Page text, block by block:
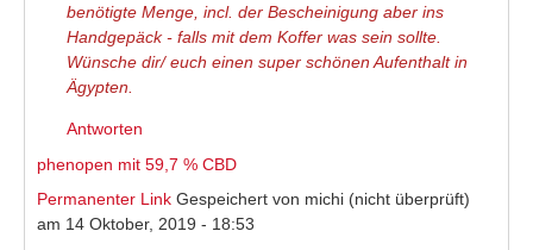
benötigte Menge, incl. der Bescheinigung aber ins
Handgepäck - falls mit dem Koffer was sein sollte.
Wünsche dir/ euch einen super schönen Aufenthalt in
Ägypten.
Antworten
phenopen mit 59,7 % CBD
Permanenter Link Gespeichert von michi (nicht überprüft)
am 14 Oktober, 2019 - 18:53